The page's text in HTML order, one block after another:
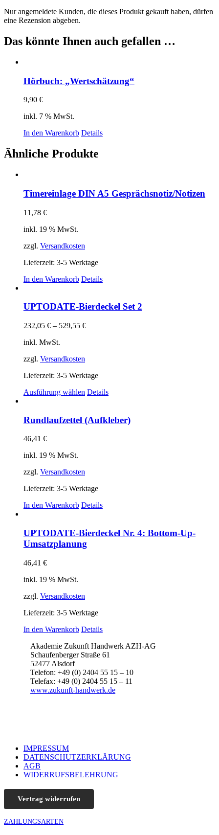
Nur angemeldete Kunden, die dieses Produkt gekauft haben, dürfen
eine Rezension abgeben.
Das könnte Ihnen auch gefallen …
Hörbuch: „Wertschätzung“
9,90 €
inkl. 7 % MwSt.
In den Warenkorb Details
Ähnliche Produkte
Timereinlage DIN A5 Gesprächsnotiz/Notizen
11,78 €
inkl. 19 % MwSt.
zzgl. Versandkosten
Lieferzeit: 3-5 Werktage
In den Warenkorb Details
UPTODATE-Bierdeckel Set 2
232,05 € – 529,55 €
inkl. MwSt.
zzgl. Versandkosten
Lieferzeit: 3-5 Werktage
Ausführung wählen Dieses
mehrere
Varianten
Produktseite
werden
Details
Rundlaufzettel (Aufkleber)
46,41 €
inkl. 19 % MwSt.
zzgl. Versandkosten
Lieferzeit: 3-5 Werktage
In den Warenkorb Details
UPTODATE-Bierdeckel Nr. 4: Bottom-Up-
Umsatzplanung
46,41 €
inkl. 19 % MwSt.
zzgl. Versandkosten
Lieferzeit: 3-5 Werktage
In den Warenkorb Details
Akademie Zukunft Handwerk AZH-AG
Schaufenberger Straße 61
52477 Alsdorf
Telefon: +49 (0) 2404 55 15 – 10
Telefax: +49 (0) 2404 55 15 – 11
www.zukunft-handwerk.de
IMPRESSUM
DATENSCHUTZERKLÄRUNG
AGB
WIDERRUFSBELEHRUNG
Vertrag widerrufen
ZAHLUNGSARTEN